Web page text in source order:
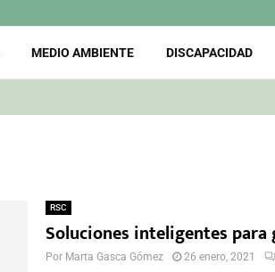
MEDIO AMBIENTE DISCAPACIDAD
RSC
Soluciones inteligentes
Por Marta Gasca Gómez 26 enero, 2021